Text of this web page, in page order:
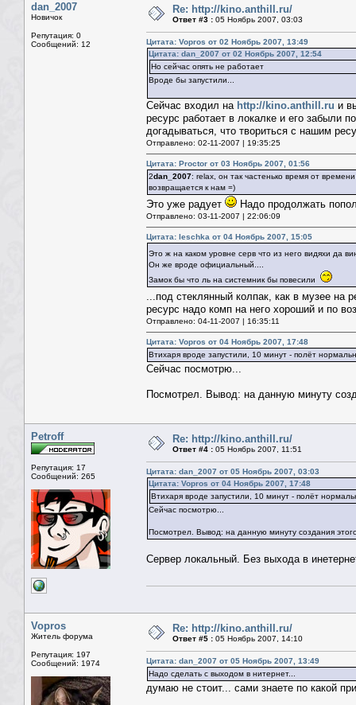
dan_2007
Новичок
Репутация: 0
Сообщений: 12
Re: http://kino.anthill.ru/
Ответ #3 : 05 Ноябрь 2007, 03:03
Цитата: Vopros от 02 Ноябрь 2007, 13:49
Цитата: dan_2007 от 02 Ноябрь 2007, 12:54
Но сейчас опять не работает
Вроде бы запустили...
Сейчас входил на http://kino.anthill.ru и
ресурс работает в локалке и его забыли
догадываться, что твориться с нашим
Отправлено: 02-11-2007 | 19:35:25
Цитата: Proctor от 03 Ноябрь 2007, 01:56
2dan_2007: relax, он так частенько время от
возвращается к нам =)
Это уже радует Надо продолжать
Отправлено: 03-11-2007 | 22:06:09
Цитата: leschka от 04 Ноябрь 2007, 15:05
Это ж на каком уровне серв что из него видяхи да
Он же вроде официальный....
Замок бы что ль на системник бы повесили
...под стеклянный колпак, как в музее на
ресурс надо комп на него хороший и по
Отправлено: 04-11-2007 | 16:35:11
Цитата: Vopros от 04 Ноябрь 2007, 17:48
Втихаря вроде запустили, 10 минут - полёт
Сейчас посмотрю...
Посмотрел. Вывод: на данную минуту
Petroff
Репутация: 17
Сообщений: 265
Re: http://kino.anthill.ru/
Ответ #4 : 05 Ноябрь 2007, 11:51
Цитата: dan_2007 от 05 Ноябрь 2007, 03:03
Цитата: Vopros от 04 Ноябрь 2007, 17:48
Втихаря вроде запустили, 10 минут - полёт
Сейчас посмотрю...
Посмотрел. Вывод: на данную минуту создания
Сервер локальный. Без выхода в
Vopros
Житель форума
Репутация: 197
Сообщений: 1974
Re: http://kino.anthill.ru/
Ответ #5 : 05 Ноябрь 2007, 14:10
Цитата: dan_2007 от 05 Ноябрь 2007, 13:49
Надо сделать с выходом в нитернет...
думаю не стоит... сами знаете по какой